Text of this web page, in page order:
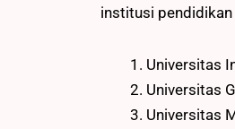
institusi pendidikan
Universitas
Universitas
Universitas